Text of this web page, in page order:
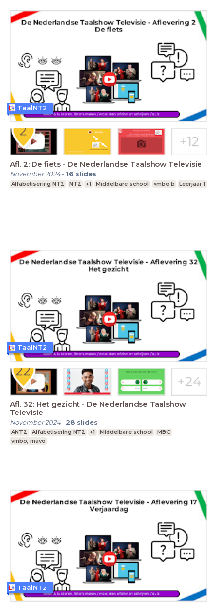
Afl. 2: De fiets - De Nederlandse Taalshow Televisie
November 2024- 16 slides
Alfabetisering NT2 NT2 +1 Middelbare school vmbo b Leerjaar 1
TaalNT2
Afl. 32: Het gezicht - De Nederlandse Taalshow
Televisie
November 2024- 28 slides
ANT2 Alfabetisering NT2 +1 Middelbare school
MBO
vmbo, mavo
TaalNT2
TaalNT2